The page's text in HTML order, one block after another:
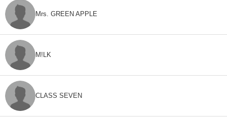
Mrs. GREEN APPLE
M!LK
CLASS SEVEN